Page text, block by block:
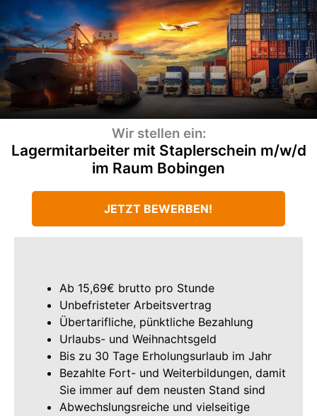
Wir stellen ein:
Lagermitarbeiter mit Staplerschein m/w/d
im Raum Bobingen
JETZT BEWERBEN!
Ab 15,69€ brutto pro Stunde
Unbefristeter Arbeitsvertrag
Übertarifliche, pünktliche Bezahlung
Urlaubs- und Weihnachtsgeld
Bis zu 30 Tage Erholungsurlaub im Jahr
Bezahlte Fort- und Weiterbildungen, damit
Sie immer auf dem neusten Stand sind
Abwechslungsreiche und vielseitige